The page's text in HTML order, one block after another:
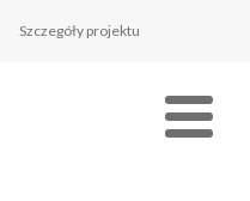
Szczegóły projektu
Menu